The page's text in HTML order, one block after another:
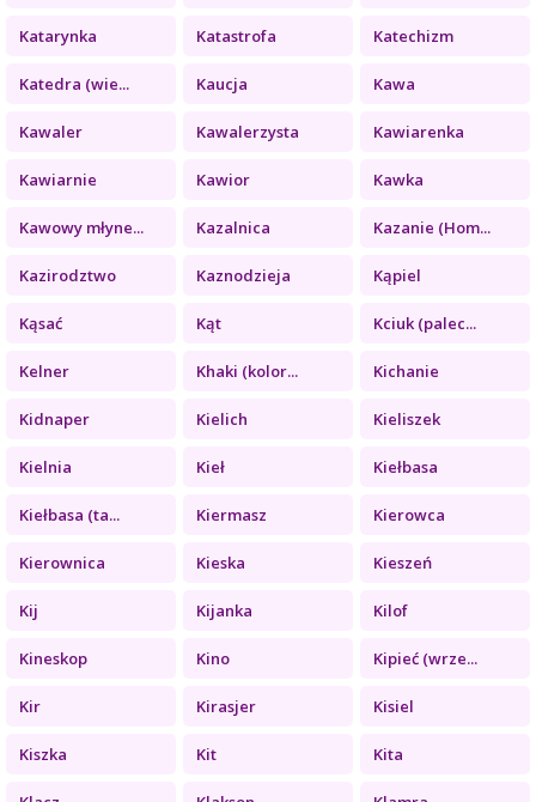
Katarynka Katastrofa Katechizm
Katedra (wie... Kaucja Kawa
Kawaler Kawalerzysta Kawiarenka
Kawiarnie Kawior Kawka
Kawowy młyne... Kazalnica Kazanie (Hom...
Kazirodztwo Kaznodzieja Kąpiel
Kąsać Kąt Kciuk (palec...
Kelner Khaki (kolor... Kichanie
Kidnaper Kielich Kieliszek
Kielnia Kieł Kiełbasa
Kiełbasa (ta... Kiermasz Kierowca
Kierownica Kieska Kieszeń
Kij Kijanka Kilof
Kineskop Kino Kipieć (wrze...
Kir Kirasjer Kisiel
Kiszka Kit Kita